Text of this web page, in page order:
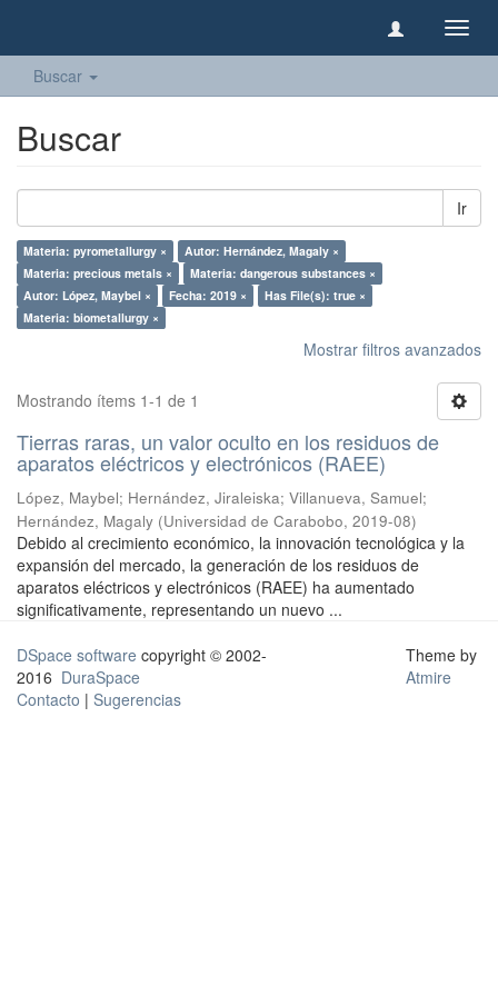
Buscar
Buscar
Ir
Materia: pyrometallurgy ×
Autor: Hernández, Magaly ×
Materia: precious metals ×
Materia: dangerous substances ×
Autor: López, Maybel ×
Fecha: 2019 ×
Has File(s): true ×
Materia: biometallurgy ×
Mostrar filtros avanzados
Mostrando ítems 1-1 de 1
Tierras raras, un valor oculto en los residuos de
aparatos eléctricos y electrónicos (RAEE)
López, Maybel; Hernández, Jiraleiska; Villanueva, Samuel;
Hernández, Magaly (Universidad de Carabobo, 2019-08)
Debido al crecimiento económico, la innovación tecnológica y la
expansión del mercado, la generación de los residuos de
aparatos eléctricos y electrónicos (RAEE) ha aumentado
significativamente, representando un nuevo ...
DSpace software copyright © 2002-
2016 DuraSpace
Contacto | Sugerencias
Theme by
Atmire